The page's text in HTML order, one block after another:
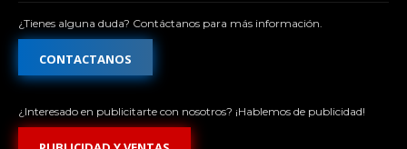
¿Tienes alguna duda? Contáctanos para más información.
CONTACTANOS
¿Interesado en publicitarte con nosotros? ¡Hablemos de publicidad!